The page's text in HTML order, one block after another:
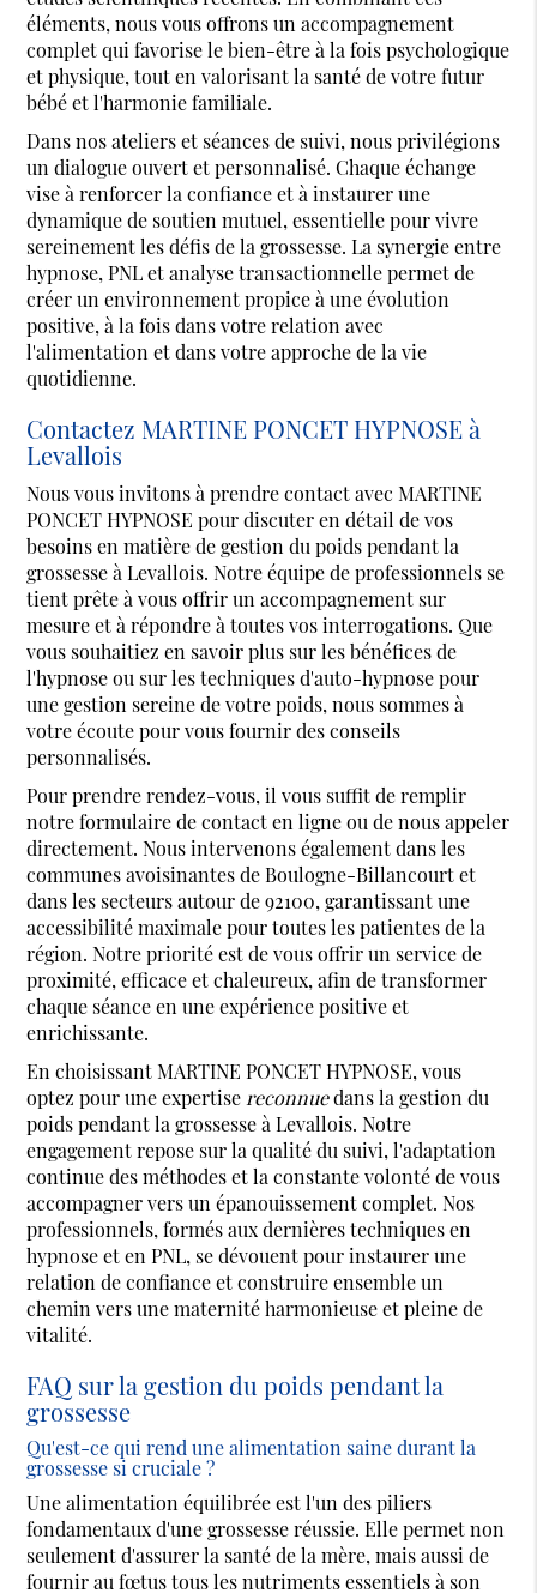
éléments, nous vous offrons un accompagnement
complet qui favorise le bien-être à la fois psychologique
et physique, tout en valorisant la santé de votre futur
bébé et l'harmonie familiale.
Dans nos ateliers et séances de suivi, nous privilégions
un dialogue ouvert et personnalisé. Chaque échange
vise à renforcer la confiance et à instaurer une
dynamique de soutien mutuel, essentielle pour vivre
sereinement les défis de la grossesse. La synergie entre
hypnose, PNL et analyse transactionnelle permet de
créer un environnement propice à une évolution
positive, à la fois dans votre relation avec
l'alimentation et dans votre approche de la vie
quotidienne.
Contactez MARTINE PONCET HYPNOSE à
Levallois
Nous vous invitons à prendre contact avec MARTINE
PONCET HYPNOSE pour discuter en détail de vos
besoins en matière de gestion du poids pendant la
grossesse à Levallois. Notre équipe de professionnels se
tient prête à vous offrir un accompagnement sur
mesure et à répondre à toutes vos interrogations. Que
vous souhaitiez en savoir plus sur les bénéfices de
l'hypnose ou sur les techniques d'auto-hypnose pour
une gestion sereine de votre poids, nous sommes à
votre écoute pour vous fournir des conseils
personnalisés.
Pour prendre rendez-vous, il vous suffit de remplir
notre formulaire de contact en ligne ou de nous appeler
directement. Nous intervenons également dans les
communes avoisinantes de Boulogne-Billancourt et
dans les secteurs autour de 92100, garantissant une
accessibilité maximale pour toutes les patientes de la
région. Notre priorité est de vous offrir un service de
proximité, efficace et chaleureux, afin de transformer
chaque séance en une expérience positive et
enrichissante.
En choisissant MARTINE PONCET HYPNOSE, vous
optez pour une expertise reconnuedans la gestion du
poids pendant la grossesse à Levallois. Notre
engagement repose sur la qualité du suivi, l'adaptation
continue des méthodes et la constante volonté de vous
accompagner vers un épanouissement complet. Nos
professionnels, formés aux dernières techniques en
hypnose et en PNL, se dévouent pour instaurer une
relation de confiance et construire ensemble un
chemin vers une maternité harmonieuse et pleine de
vitalité.
FAQ sur la gestion du poids pendant la
grossesse
Qu'est-ce qui rend une alimentation saine durant la
grossesse si cruciale ?
Une alimentation équilibrée est l'un des piliers
fondamentaux d'une grossesse réussie. Elle permet non
seulement d'assurer la santé de la mère, mais aussi de
fournir au fœtus tous les nutriments essentiels à son